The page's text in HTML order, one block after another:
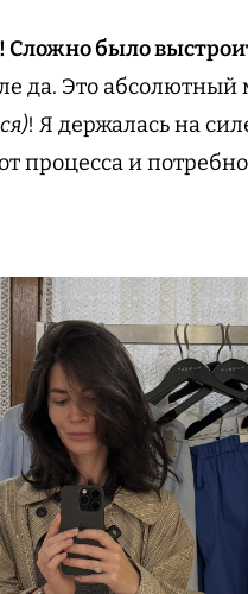
Сложно было
да. Это абсолютный
! Я держалась на
процесса и